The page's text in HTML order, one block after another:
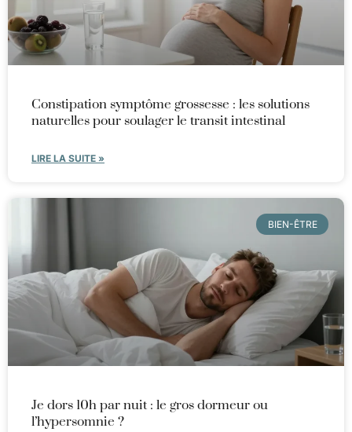
Constipation symptôme grossesse : les solutions
naturelles pour soulager le transit intestinal
LIRE LA SUITE »
BIEN-ÊTRE
Je dors 10h par nuit : le gros dormeur ou
l’hypersomnie ?